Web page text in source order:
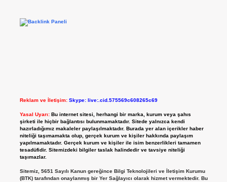
Reklam ve İletişim: Skype: live:.cid.575569c608265c69
Yasal Uyarı: Bu internet sitesi, herhangi bir marka, kurum veya şahıs
şirketi ile hiçbir bağlantısı bulunmamaktadır. Sitede yalnızca kendi
hazırladığımız makaleler paylaşılmaktadır. Burada yer alan içerikler haber
niteliği taşımamakta olup, gerçek kurum ve kişiler hakkında paylaşım
yapılmamaktadır. Gerçek kurum ve kişiler ile isim benzerlikleri tamamen
tesadüfidir. Sitemizdeki bilgiler taslak halindedir ve tavsiye niteliği
taşımazlar.
Sitemiz, 5651 Sayılı Kanun gereğince Bilgi Teknolojileri ve İletişim Kurumu
(BTK) tarafından onaylanmış bir Yer Sağlayıcı olarak hizmet vermektedir. Bu